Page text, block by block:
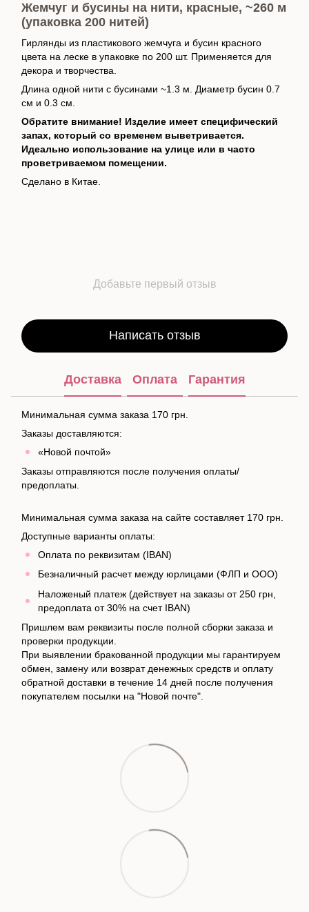
Жемчуг и бусины на нити, красные, ~260 м
(упаковка 200 нитей)
Гирлянды из пластикового жемчуга и бусин красного
цвета на леске в упаковке по 200 шт. Применяется для
декора и творчества.
Длина одной нити с бусинами ~1.3 м. Диаметр бусин 0.7
см и 0.3 см.
Обратите внимание! Изделие имеет специфический
запах, который со временем выветривается.
Идеально использование на улице или в часто
проветриваемом помещении.
Сделано в Китае.
Добавьте первый отзыв
Написать отзыв
Доставка Оплата Гарантия
Минимальная сумма заказа 170 грн.
Заказы доставляются:
«Новой почтой»
Заказы отправляются после получения оплаты/
предоплаты.
Минимальная сумма заказа на сайте составляет 170 грн.
Доступные варианты оплаты:
Оплата по реквизитам (IBAN)
Безналичный расчет между юрлицами (ФЛП и ООО)
Наложеный платеж (действует на заказы от 250 грн,
предоплата от 30% на счет IBAN)
Пришлем вам реквизиты после полной сборки заказа и
проверки продукции.
При выявлении бракованной продукции мы гарантируем
обмен, замену или возврат денежных средств и оплату
обратной доставки в течение 14 дней после получения
покупателем посылки на "Новой почте".